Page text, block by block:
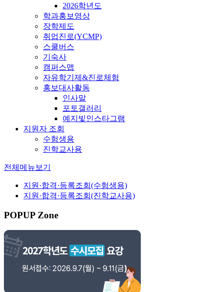
2026학년도
학과홍보영상
장학제도
취업진로(YCMP)
스쿨버스
기숙사
캠퍼스맵
자유학기제&진로체험
홍보대사활동
인사말
포토갤러리
예지빛인스타그램
지원자 조회
수험생용
진학교사용
전체메뉴보기
지원·합격·등록조회 (수험생용)
지원·합격·등록조회 (진학교사용)
POPUP Zone